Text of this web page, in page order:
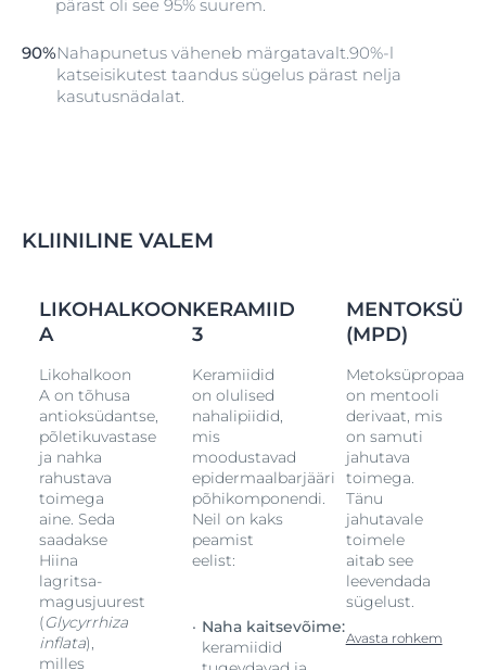
pärast oli see 95% suurem.
90%Nahapunetus väheneb märgatavalt.90%-l
katseisikutest taandus sügelus pärast nelja
kasutusnädalat.
KLIINILINE VALEM
LIKOHALKOON
A
Likohalkoon
A on tõhusa
antioksüdantse,
põletikuvastase
ja nahka
rahustava
toimega
aine. Seda
saadakse
Hiina
lagritsa-
magusjuurest
(Glycyrrhiza
inflata),
milles
KERAMIID
3
Keramiidid
on olulised
nahalipiidid,
mis
moodustavad
epidermaalbarjääri
põhikomponendi.
Neil on kaks
peamist
eelist:
Naha kaitsevõime:
keramiidid
(MPD)
on mentooli
derivaat, mis
on samuti
jahutava
toimega.
Tänu
jahutavale
toimele
aitab see
leevendada
sügelust.
Avasta rohkem